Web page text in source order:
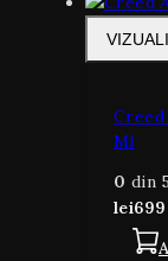
Ml
0 din 5
lei699